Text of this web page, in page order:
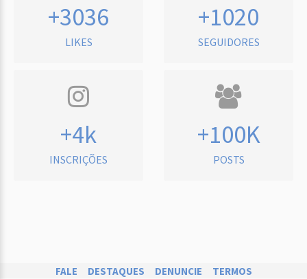
+3036
LIKES
+1020
SEGUIDORES
+4k
INSCRIÇÕES
+100K
POSTS
FALE DESTAQUES DENUNCIE TERMOS